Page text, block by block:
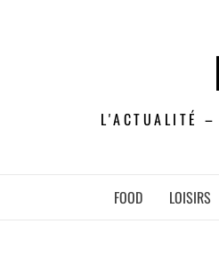
L'ACTUALITÉ –
FOOD LOISIRS